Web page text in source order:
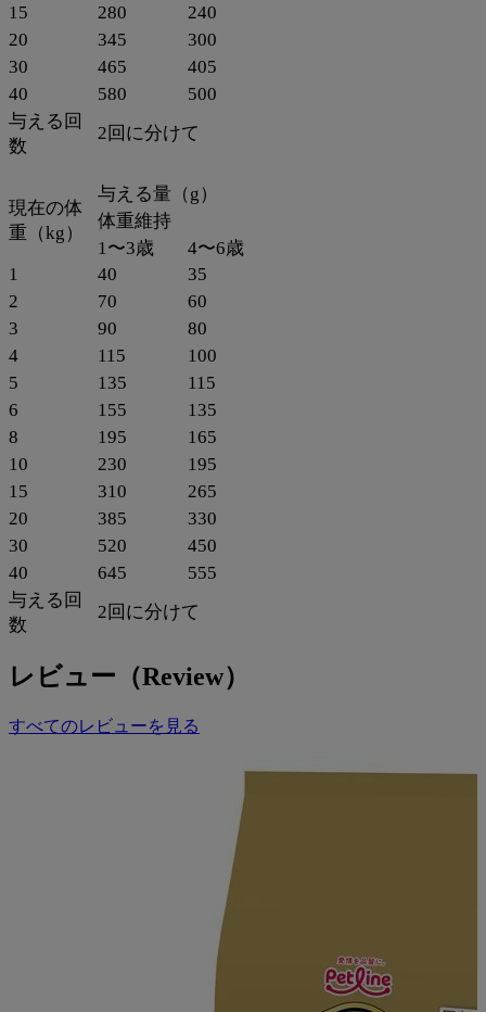
15
280
240
20
345
300
30
465
405
40
580
500
与える回
数
2回に分けて
現在の体
重（kg）
与える量（g）
体重維持
1〜3歳
4〜6歳
1
40
35
2
70
60
3
90
80
4
115
100
5
135
115
6
155
135
8
195
165
10
230
195
15
310
265
20
385
330
30
520
450
40
645
555
与える回
数
2回に分けて
レビュー（Review）
すべてのレビューを見る